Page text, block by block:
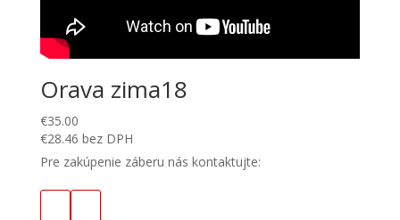
Orava zima18
€35.00
€28.46 bez DPH
Pre zakúpenie záberu nás kontaktujte: